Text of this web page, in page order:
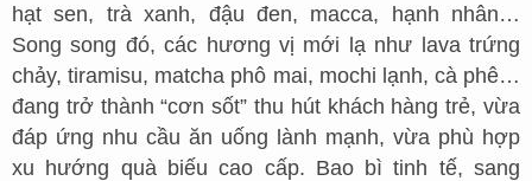
hạt sen, trà xanh, đậu đen, macca, hạnh nhân…
Song song đó, các hương vị mới lạ như lava trứng
chảy, tiramisu, matcha phô mai, mochi lạnh, cà phê…
đang trở thành “cơn sốt” thu hút khách hàng trẻ, vừa
đáp ứng nhu cầu ăn uống lành mạnh, vừa phù hợp
xu hướng quà biếu cao cấp. Bao bì tinh tế, sang